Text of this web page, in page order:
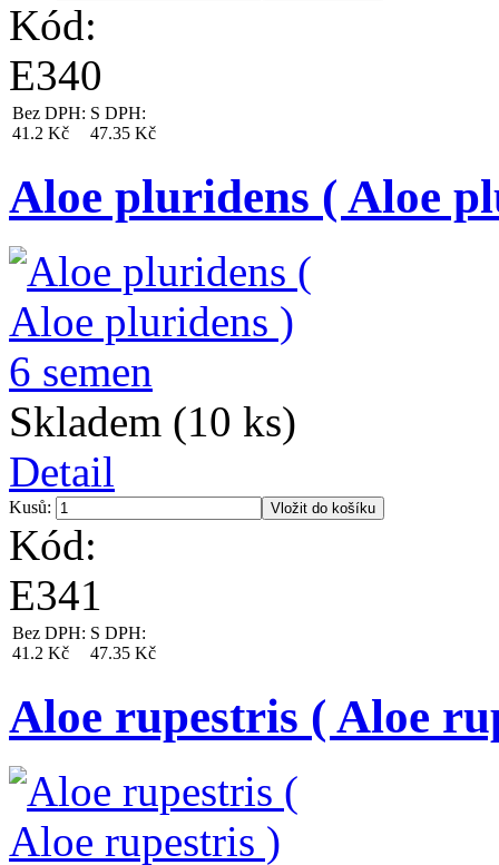
Kód:
E340
Bez DPH:
41.2 Kč
S DPH:
47.35 Kč
Aloe pluridens ( Aloe
Skladem (10 ks)
Detail
Kusů:
Kód:
E341
Bez DPH:
41.2 Kč
S DPH:
47.35 Kč
Aloe rupestris ( Aloe